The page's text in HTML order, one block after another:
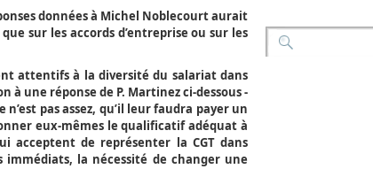
données à Michel Noblecourt aurait
sur les accords d’entreprise ou sur les
attentifs à la diversité du salariat dans
une réponse de P. Martinez ci-dessous -
pas assez, qu’il leur faudra payer un
eux-mêmes le qualificatif adéquat à
de représenter la CGT dans
la nécessité de changer une